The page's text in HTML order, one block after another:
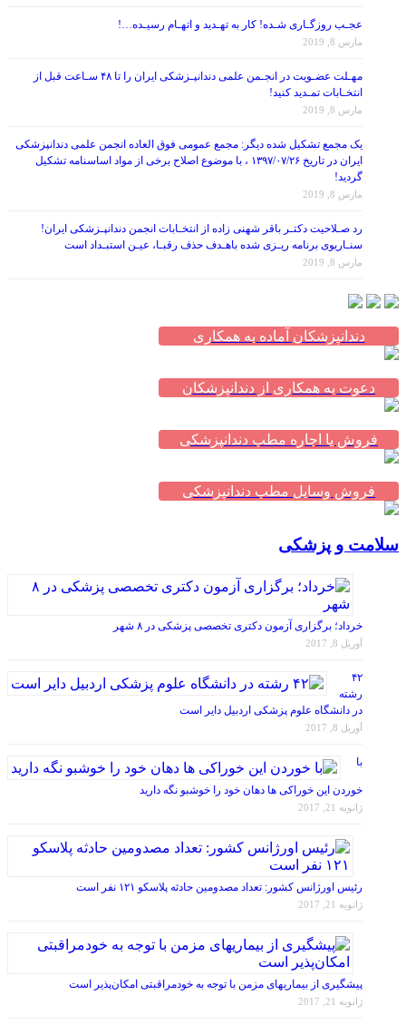
عجـب روزگـاری شـده! کار به تهـدید و اتهـام رسیـده…!
مارس 8, 2019
مهـلت عضـویت در انجـمن علمی دندانپـزشکی ایران را تا ۴۸ سـاعت قبل از
انتخـابات تمـدید کنید!
مارس 8, 2019
یک مجمع تشکیل شده دیگر: مجمع عمومی فوق العاده انجمن علمی دندانپزشکی
ایران در تاریخ ۱۳۹۷/۰۷/۲۶ ، با موضوع اصلاح برخی از مواد اساسنامه تشکیل
گردید!
مارس 8, 2019
رد صـلاحیت دکتـر باقر شهنی زاده از انتخـابات انجمن دندانپـزشکی ایران!
سنـاریوی برنامه ریـزی شده باهـدف حذف رقبـا، عیـن استبـداد است
مارس 8, 2019
دندانپزشکان آماده به همکاری
دعوت به همکاری از دندانپزشکان
فروش یا اجاره مطب دندانپزشکی
فروش وسایل مطب دندانپزشکی
سلامت و پزشکی
خرداد؛ برگزاری آزمون دکتری تخصصی پزشکی در ۸ شهر
آوریل 8, 2017
۴۲
رشته
در دانشگاه علوم پزشکی اردبیل دایر است
آوریل 8, 2017
با
خوردن این خوراکی ها دهان خود را خوشبو نگه دارید
ژانویه 21, 2017
رئیس اورژانس کشور: تعداد مصدومین حادثه پلاسکو ۱۲۱ نفر است
ژانویه 21, 2017
پیشگیری از بیماریهای مزمن با توجه به خودمراقبتی امکان‌پذیر است
ژانویه 21, 2017